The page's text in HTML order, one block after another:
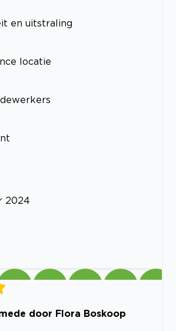
en uitstraling
locatie
2024
door Flora Boskoop